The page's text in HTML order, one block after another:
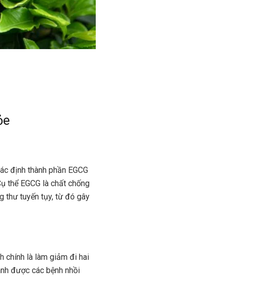
định thành phần EGCG
thể EGCG là chất chống
thư tuyến tụy, từ đó gây
chính là làm giảm đi hai
được các bệnh nhồi